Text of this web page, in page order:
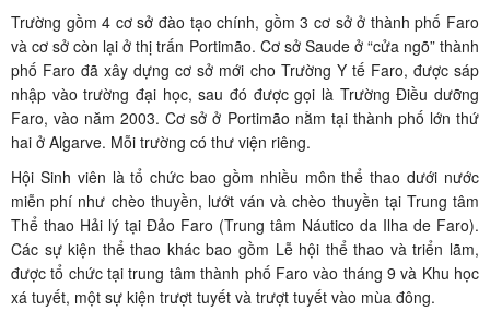
Trường gồm 4 cơ sở đào tạo chính, gồm 3 cơ sở ở thành phố Faro
và cơ sở còn lại ở thị trấn Portimão. Cơ sở Saude ở “cửa ngõ” thành
phố Faro đã xây dựng cơ sở mới cho Trường Y tế Faro, được sáp
nhập vào trường đại học, sau đó được gọi là Trường Điều dưỡng
Faro, vào năm 2003. Cơ sở ở Portimão nằm tại thành phố lớn thứ
hai ở Algarve. Mỗi trường có thư viện riêng.
Hội Sinh viên là tổ chức bao gồm nhiều môn thể thao dưới nước
miễn phí như chèo thuyền, lướt ván và chèo thuyền tại Trung tâm
Thể thao Hải lý tại Đảo Faro (Trung tâm Náutico da Ilha de Faro).
Các sự kiện thể thao khác bao gồm Lễ hội thể thao và triển lãm,
được tổ chức tại trung tâm thành phố Faro vào tháng 9 và Khu học
xá tuyết, một sự kiện trượt tuyết và trượt tuyết vào mùa đông.